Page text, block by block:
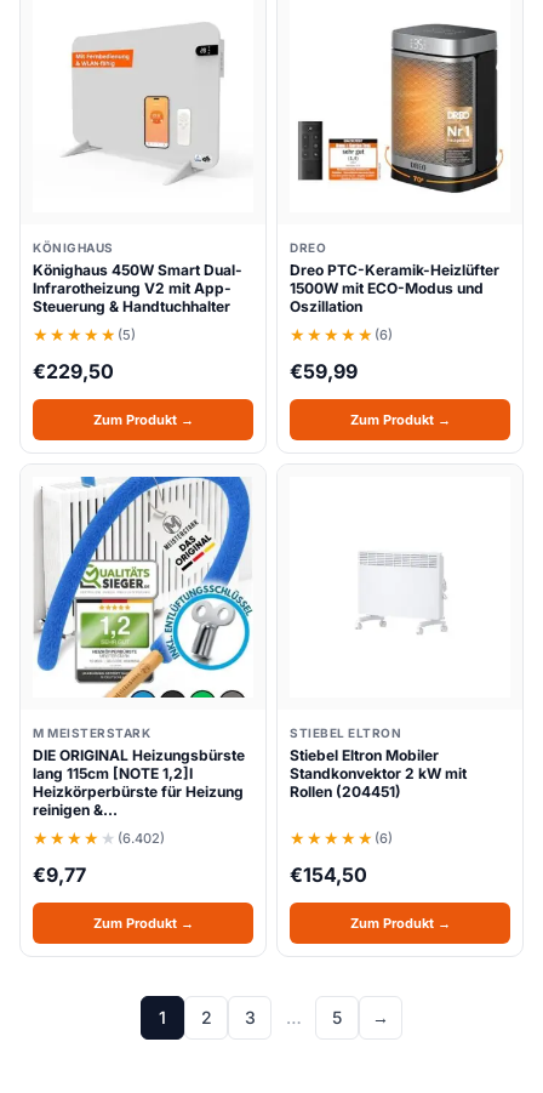
KÖNIGHAUS
Könighaus 450W Smart Dual-
Infrarotheizung V2 mit App-
Steuerung & Handtuchhalter
(5)
€229,50
Zum Produkt →
DREO
Dreo PTC-Keramik-Heizlüfter
1500W mit ECO-Modus und
Oszillation
(6)
€59,99
Zum Produkt →
M MEISTERSTARK
DIE ORIGINAL Heizungsbürste
lang 115cm [NOTE 1,2]I
Heizkörperbürste für Heizung
reinigen &…
(6.402)
€9,77
Zum Produkt →
STIEBEL ELTRON
Stiebel Eltron Mobiler
Standkonvektor 2 kW mit
Rollen (204451)
(6)
€154,50
Zum Produkt →
1 2 3 … 5 →